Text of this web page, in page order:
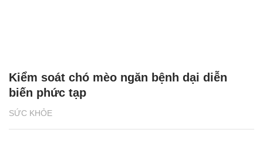
SỨC KHỎE
Kiểm soát chó mèo ngăn bệnh dại diễn
biến phức tạp